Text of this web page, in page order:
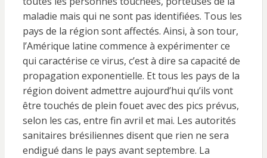
maladie mais qui ne sont pas identifiées. Tous les
pays de la région sont affectés. Ainsi, à son tour,
l’Amérique latine commence à expérimenter ce
qui caractérise ce virus, c’est à dire sa capacité de
propagation exponentielle. Et tous les pays de la
région doivent admettre aujourd’hui qu’ils vont
être touchés de plein fouet avec des pics prévus,
selon les cas, entre fin avril et mai. Les autorités
sanitaires brésiliennes disent que rien ne sera
endigué dans le pays avant septembre. La